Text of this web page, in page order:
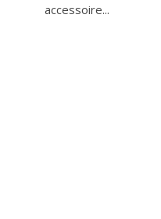
accessoire...